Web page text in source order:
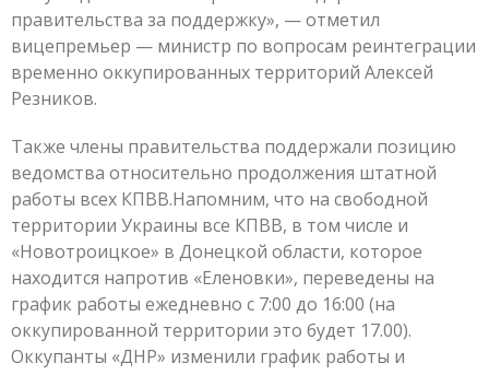
правительства за поддержку», — отметил
вицепремьер — министр по вопросам реинтеграции
временно оккупированных территорий Алексей
Резников.
Также члены правительства поддержали позицию
ведомства относительно продолжения штатной
работы всех КПВВ.Напомним, что на свободной
территории Украины все КПВВ, в том числе и
«Новотроицкое» в Донецкой области, которое
находится напротив «Еленовки», переведены на
график работы ежедневно с 7:00 до 16:00 (на
оккупированной территории это будет 17.00).
Оккупанты «ДНР» изменили график работы и